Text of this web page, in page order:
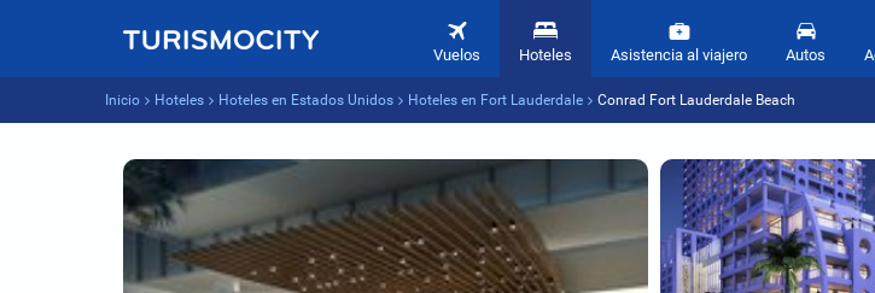
Vuelos Hoteles Asistencia al viajero Autos
Inicio Hoteles Hoteles en Estados Unidos Hoteles en Fort Lauderdale Conrad Fort Lauderdale Beach